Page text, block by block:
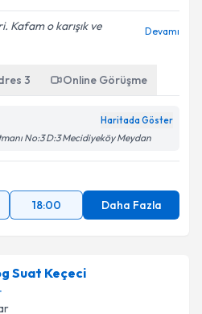
Kafam o karışık ve
Devamı
3 Online Görüşme
Haritada Göster
No:3 D:3 Mecidiyeköy Meydan
18:00 Daha Fazla
Suat Keçeci